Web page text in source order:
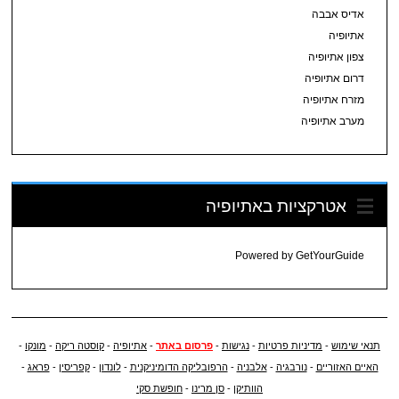
אדיס אבבה
אתיופיה
צפון אתיופיה
דרום אתיופיה
מזרח אתיופיה
מערב אתיופיה
אטרקציות באתיופיה
Powered by GetYourGuide
תנאי שימוש - מדיניות פרטיות - נגישות - פרסום באתר - אתיופיה - קוסטה ריקה - מונקו -
האיים האזוריים -נורבגיה -אלבניה -הרפובליקה הדומיניקנית -לונדון -קפריסין -פראג -
הוותיקן - סן מרינו - חופשת סקי